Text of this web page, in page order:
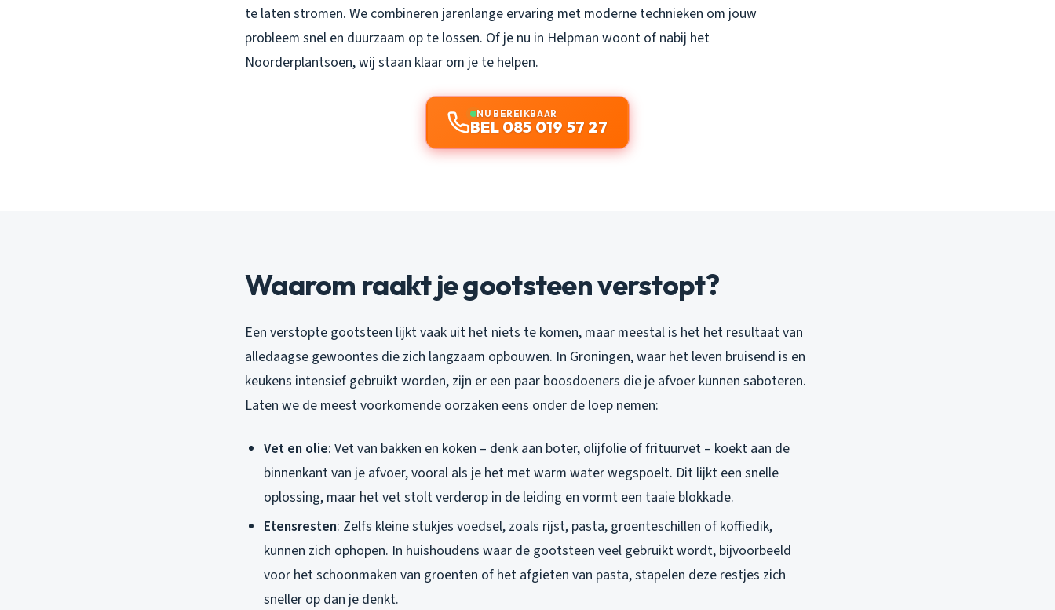
te laten stromen. We combineren jarenlange ervaring met moderne technieken om jouw
probleem snel en duurzaam op te lossen. Of je nu in Helpman woont of nabij het
Noorderplantsoen, wij staan klaar om je te helpen.
NU BEREIKBAAR
BEL 085 019 57 27
Waarom raakt je gootsteen verstopt?
Een verstopte gootsteen lijkt vaak uit het niets te komen, maar meestal is het het resultaat van
alledaagse gewoontes die zich langzaam opbouwen. In Groningen, waar het leven bruisend is en
keukens intensief gebruikt worden, zijn er een paar boosdoeners die je afvoer kunnen saboteren.
Laten we de meest voorkomende oorzaken eens onder de loep nemen:
Vet en olie: Vet van bakken en koken – denk aan boter, olijfolie of frituurvet – koekt aan de
binnenkant van je afvoer, vooral als je het met warm water wegspoelt. Dit lijkt een snelle
oplossing, maar het vet stolt verderop in de leiding en vormt een taaie blokkade.
Etensresten: Zelfs kleine stukjes voedsel, zoals rijst, pasta, groenteschillen of koffiedik,
kunnen zich ophopen. In huishoudens waar de gootsteen veel gebruikt wordt, bijvoorbeeld
voor het schoonmaken van groenten of het afgieten van pasta, stapelen deze restjes zich
sneller op dan je denkt.